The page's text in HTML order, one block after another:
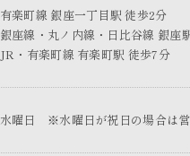
有楽町線 銀座一丁目駅 徒歩2分
銀座線・丸ノ内線・日比谷線 銀座
JR・有楽町線 有楽町駅 徒歩7分
水曜日 ※水曜日が祝日の場合は